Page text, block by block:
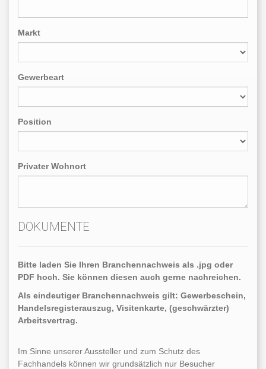
Markt
Gewerbeart
Position
Privater Wohnort
DOKUMENTE
Bitte laden Sie Ihren Branchennachweis als .jpg oder
PDF hoch. Sie können diesen auch gerne nachreichen.
Als eindeutiger Branchennachweis gilt: Gewerbeschein,
Handelsregisterauszug, Visitenkarte, (geschwärzter)
Arbeitsvertrag.
Im Sinne unserer Aussteller und zum Schutz des
Fachhandels können wir grundsätzlich nur Besucher